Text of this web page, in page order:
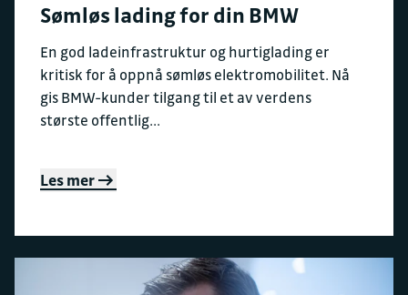
Sømløs lading for din BMW
En god ladeinfrastruktur og hurtiglading er
kritisk for å oppnå sømløs elektromobilitet. Nå
gis BMW-kunder tilgang til et av verdens
største offentlig...
Les mer